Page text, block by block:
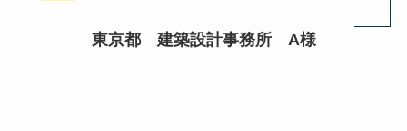
東京都 建築設計事務所 A様